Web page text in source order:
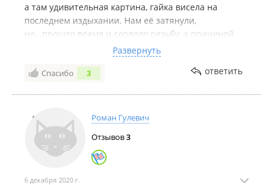
а там удивительная картина, гайка висела на
последнем издыхании. Нам её затянули,
но...прошло время и сорвало резьбу, а причиной
стало то, что поставка не до конца была вставлена.
Итог таков, нарезали новую резьбу на шпильке,
раздолбай подшипник в чашке. Эмоций много, ибо
не подойдут. Вот спасибо большое. Не советую
Развернуть
Спасибо 3 ответить
Роман Гулевич
Отзывов3
6 декабря 2020 г.